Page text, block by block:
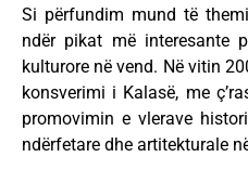
Si përfundim mund të
ndër pikat më interesante
kulturore në vend. Në vitin
konsverimi i Kalasë, me
promovimin e vlerave
ndërfetare dhe artitekturale